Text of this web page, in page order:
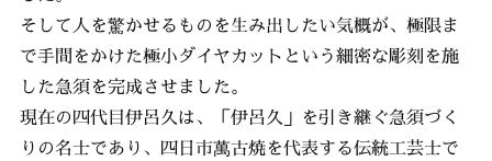
そして人を驚かせるものを生み出したい気概が、極限ま
で手間をかけた極小ダイヤカットという細密な彫刻を施
した急須を完成させました。
現在の四代目伊呂久は、「伊呂久」を引き継ぐ急須づく
りの名士であり、四日市萬古焼を代表する伝統工芸士で